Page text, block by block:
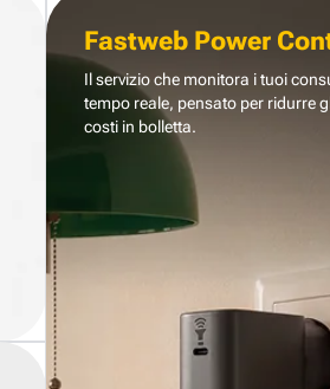
Fastweb Power
Il servizio che monitora i tuoi
tempo reale, pensato per ridurre
costi in bolletta.